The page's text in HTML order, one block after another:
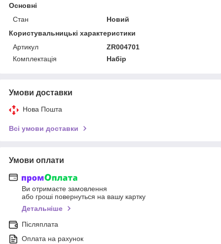
Основні
Стан
Новий
Користувальницькі характеристики
Артикул
ZR004701
Комплектація
Набір
Умови доставки
Нова Пошта
Всі умови доставки
Умови оплати
Ви отримаєте замовлення
або гроші повернуться на вашу картку
Детальніше
Післяплата
Оплата на рахунок